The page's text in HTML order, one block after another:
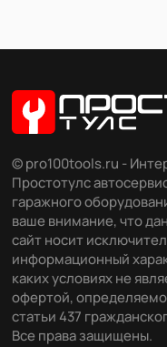
© pro100tools.ru -
Простотулс
гаражного
ваше внимание, что
сайт носит
информационный
каких условиях не
офертой,
статьи 437
Все права защищены.